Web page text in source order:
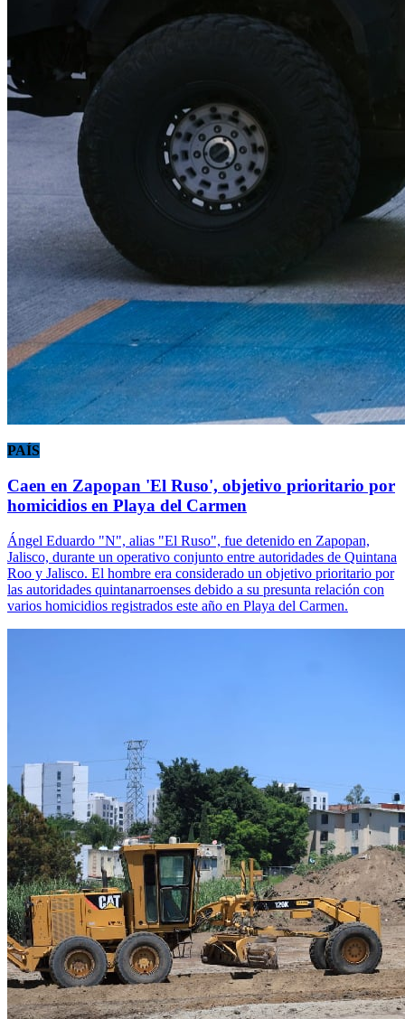
PAÍS
Caen en Zapopan 'El Ruso', objetivo prioritario por
homicidios en Playa del Carmen
Ángel Eduardo "N", alias "El Ruso", fue detenido en Zapopan,
Jalisco, durante un operativo conjunto entre autoridades de Quintana
Roo y Jalisco. El hombre era considerado un objetivo prioritario por
las autoridades quintanarroenses debido a su presunta relación con
varios homicidios registrados este año en Playa del Carmen.